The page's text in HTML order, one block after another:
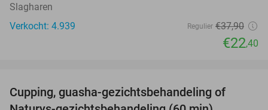
Slagharen
Verkocht: 4.939
Regulier €37,90
€22,40
Cupping, guasha-gezichtsbehandeling of